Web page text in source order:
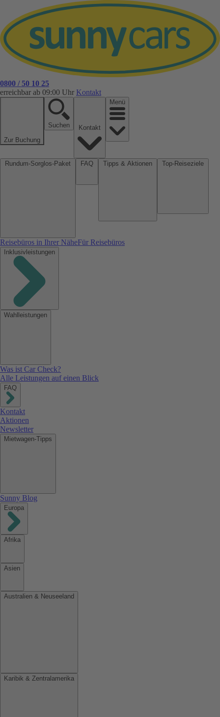
0800 / 50 10 25
erreichbar ab 09:00 Uhr Kontakt
Zur Buchung
Suchen
Menü
Reisebüros in Ihrer NäheFür Reisebüros
Inklusivleistungen
Wahlleistungen
Was ist Car Check?
Alle Leistungen auf einen Blick
FAQ
Kontakt
Aktionen
Newsletter
Mietwagen-Tipps
Sunny Blog
Europa
Afrika
Asien
Australien & Neuseeland
Karibik & Zentralamerika